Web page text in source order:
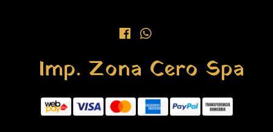
Imp. Zona Cero Spa